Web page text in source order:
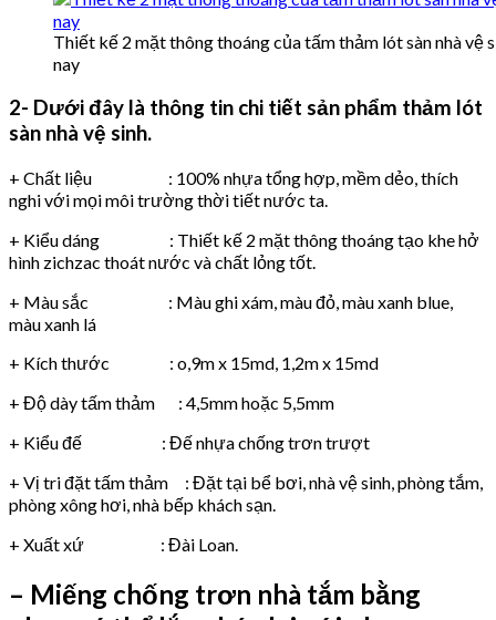
Thiết kế 2 mặt thông thoáng của tấm thảm lót sàn nhà vệ
nay
2- Dưới đây là thông tin chi tiết sản phẩm thảm lót
sàn nhà vệ sinh.
+ Chất liệu : 100% nhựa tổng hợp, mềm dẻo, thích
nghi với mọi môi trường thời tiết nước ta.
+ Kiểu dáng : Thiết kế 2 mặt thông thoáng tạo khe hở
hình zichzac thoát nước và chất lỏng tốt.
+ Màu sắc : Màu ghi xám, màu đỏ, màu xanh blue,
màu xanh lá
+ Kích thước : o,9m x 15md, 1,2m x 15md
+ Độ dày tấm thảm : 4,5mm hoặc 5,5mm
+ Kiểu đế : Đế nhựa chống trơn trượt
+ Vị tri đặt tấm thảm : Đặt tại bể bơi, nhà vệ sinh, phòng tắm,
phòng xông hơi, nhà bếp khách sạn.
+ Xuất xứ : Đài Loan.
– Miếng chống trơn nhà tắm bằng